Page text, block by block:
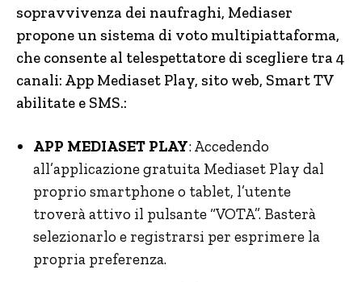
sopravvivenza dei naufraghi, Mediaser
propone un sistema di voto multipiattaforma,
che consente al telespettatore di scegliere tra 4
canali: App Mediaset Play, sito web, Smart TV
abilitate e SMS.:
APP MEDIASET PLAY: Accedendo
all’applicazione gratuita Mediaset Play dal
proprio smartphone o tablet, l’utente
troverà attivo il pulsante “VOTA”. Basterà
selezionarlo e registrarsi per esprimere la
propria preferenza.